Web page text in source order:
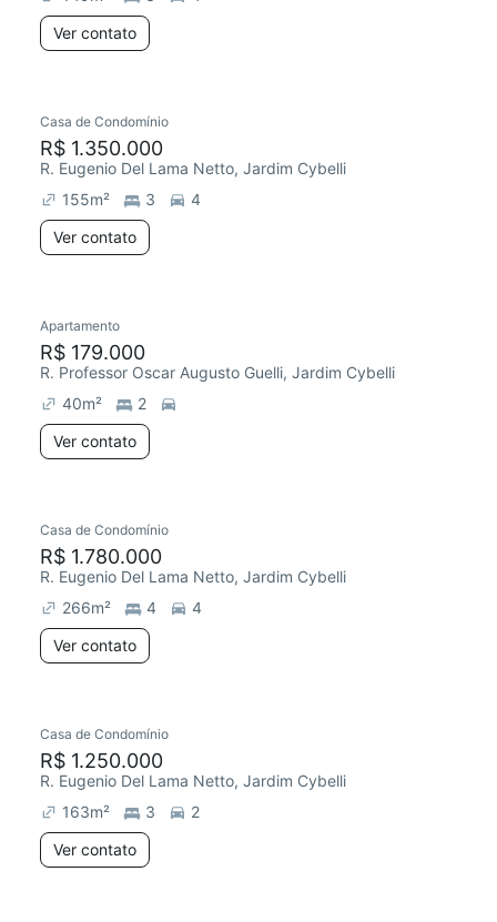
Ver contato
Casa de Condomínio
R$ 1.350.000
R. Eugenio Del Lama Netto, Jardim Cybelli
155m² 3
4
Ver contato
Apartamento
R$ 179.000
R. Professor Oscar Augusto Guelli, Jardim Cybelli
40m²
2
Ver contato
Casa de Condomínio
R$ 1.780.000
R. Eugenio Del Lama Netto, Jardim Cybelli
266m² 4
4
Ver contato
Casa de Condomínio
R$ 1.250.000
R. Eugenio Del Lama Netto, Jardim Cybelli
163m² 3
2
Ver contato